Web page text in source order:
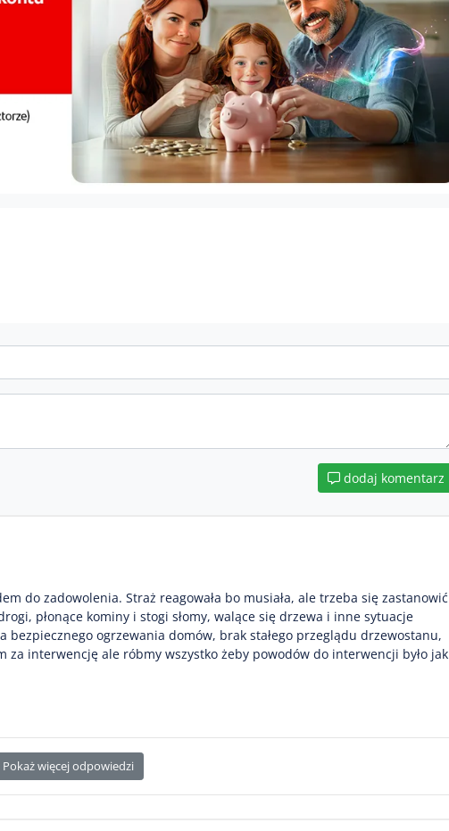
dodaj komentarz
do zadowolenia. Straż reagowała bo musiała, ale trzeba się zastanowić
płonące kominy i stogi słomy, walące się drzewa i inne sytuacje
ogrzewania domów, brak stałego przeglądu drzewostanu,
za interwencję ale róbmy wszystko żeby powodów do interwencji było jak
Pokaż więcej odpowiedzi